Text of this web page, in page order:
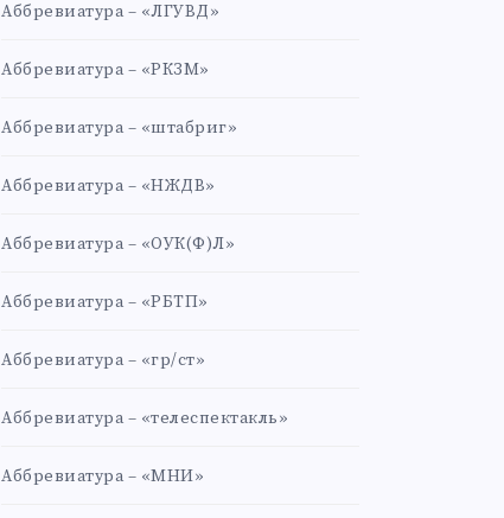
Аббревиатура – «ЛГУВД»
Аббревиатура – «РКЗМ»
Аббревиатура – «штабриг»
Аббревиатура – «НЖДВ»
Аббревиатура – «ОУК(Ф)Л»
Аббревиатура – «РБТП»
Аббревиатура – «гр/ст»
Аббревиатура – «телеспектакль»
Аббревиатура – «МНИ»